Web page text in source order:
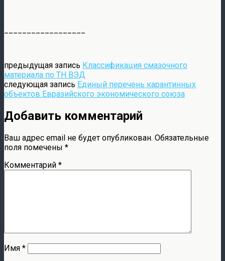
предыдущая запись Классификация смазочного
материала по ТН ВЭД
следующая запись Единый перечень карантинных
объектов Евразийского экономического союза
Добавить комментарий
Ваш адрес email не будет опубликован. Обязательные
поля помечены *
Комментарий *
Имя *